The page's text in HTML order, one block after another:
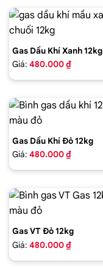
Gas Dầu Khí Xanh 12kg
Giá: 480.000 ₫
Gas Dầu Khí Đỏ 12kg
Giá: 480.000 ₫
Gas VT Đỏ 12kg
Giá: 480.000 ₫